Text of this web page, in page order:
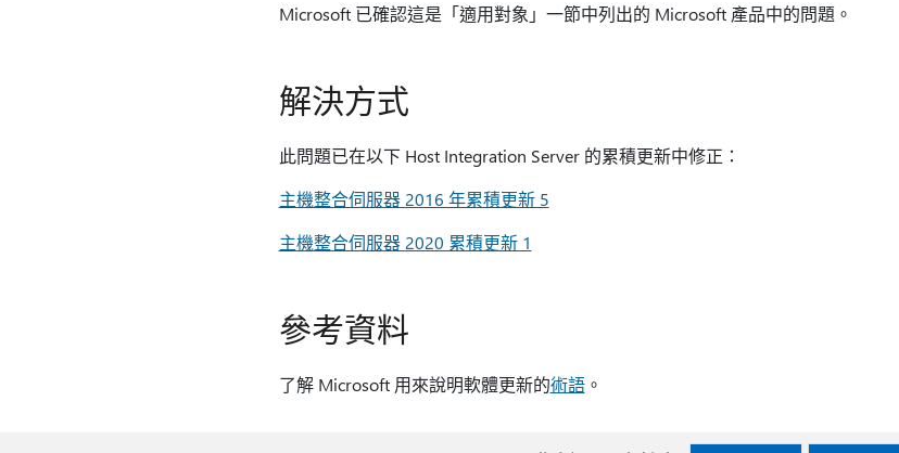
Microsoft 已確認這是「適用對象」一節中列出的 Microsoft 產品中的問題。
解決方式
此問題已在以下 Host Integration Server 的累積更新中修正：
主機整合伺服器 2016 年累積更新 5
主機整合伺服器 2020 累積更新 1
參考資料
了解 Microsoft 用來說明軟體更新的術語。